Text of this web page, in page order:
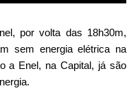
por volta das 18h30m,
sem energia elétrica na
a Enel, na Capital, já são